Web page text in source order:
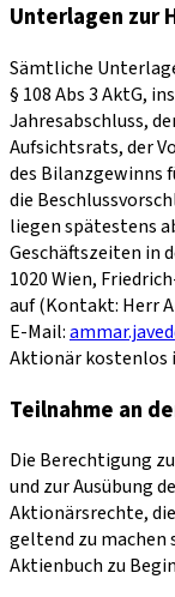
Unterlagen zur
Sämtliche
§ 108 Abs 3 AktG,
Jahresabschluss,
Aufsichtsrats, der
des Bilanzgewinns
die
liegen spätestens
Geschäftszeiten in
1020 Wien,
auf (Kontakt: Herr
E-Mail:
Aktionär kostenlos
Teilnahme an
Die Berechtigung
und zur Ausübung
Aktionärsrechte,
geltend zu machen
Aktienbuch zu